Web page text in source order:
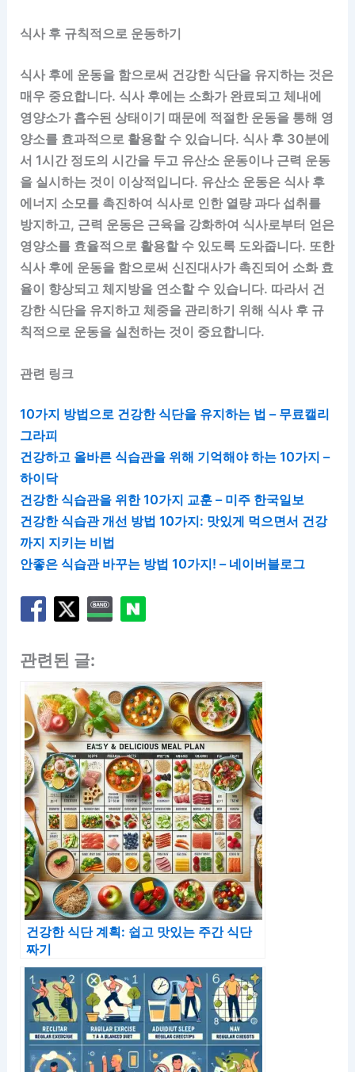
식사 후 규칙적으로 운동하기
식사 후에 운동을 함으로써 건강한 식단을 유지하는 것은
매우 중요합니다. 식사 후에는 소화가 완료되고 체내에
영양소가 흡수된 상태이기 때문에 적절한 운동을 통해 영
양소를 효과적으로 활용할 수 있습니다. 식사 후 30분에
서 1시간 정도의 시간을 두고 유산소 운동이나 근력 운동
을 실시하는 것이 이상적입니다. 유산소 운동은 식사 후
에너지 소모를 촉진하여 식사로 인한 열량 과다 섭취를
방지하고, 근력 운동은 근육을 강화하여 식사로부터 얻은
영양소를 효율적으로 활용할 수 있도록 도와줍니다. 또한
식사 후에 운동을 함으로써 신진대사가 촉진되어 소화 효
율이 향상되고 체지방을 연소할 수 있습니다. 따라서 건
강한 식단을 유지하고 체중을 관리하기 위해 식사 후 규
칙적으로 운동을 실천하는 것이 중요합니다.
관련 링크
10가지 방법으로 건강한 식단을 유지하는 법 – 무료캘리
그라피
건강하고 올바른 식습관을 위해 기억해야 하는 10가지 –
하이닥
건강한 식습관을 위한 10가지 교훈 – 미주 한국일보
건강한 식습관 개선 방법 10가지: 맛있게 먹으면서 건강
까지 지키는 비법
안좋은 식습관 바꾸는 방법 10가지! – 네이버블로그
관련된 글:
건강한 식단 계획: 쉽고 맛있는 주간 식단
짜기